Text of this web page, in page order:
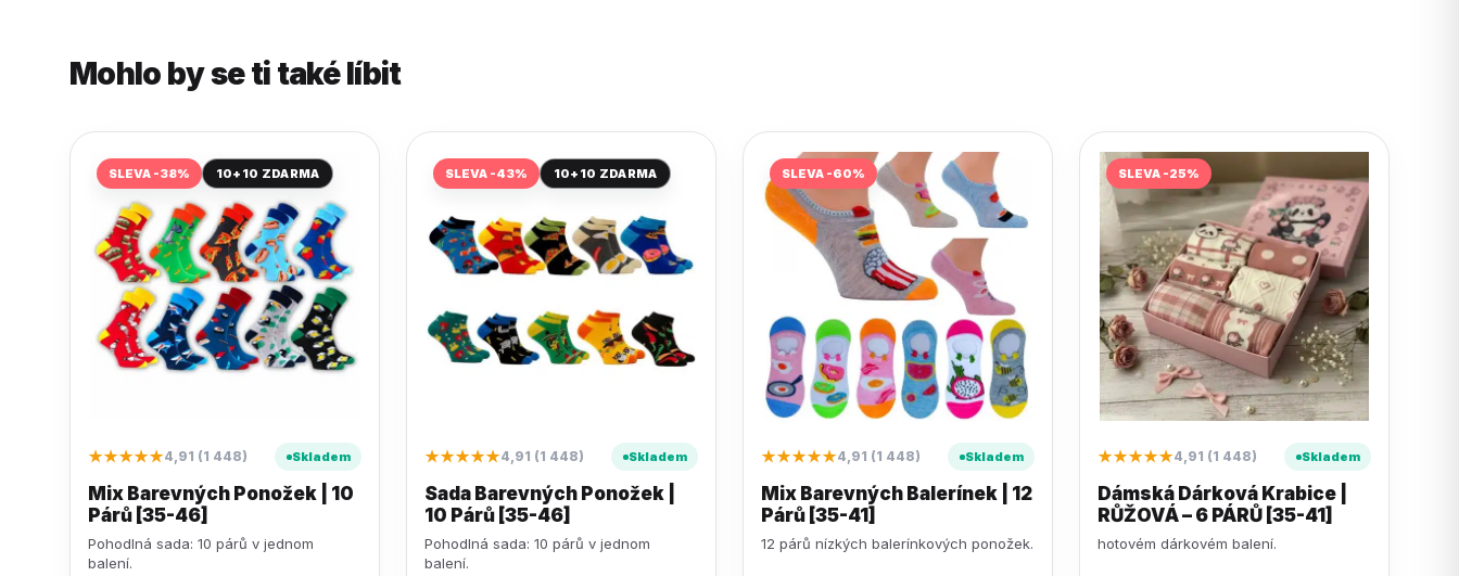
Mohlo by se ti také líbit
SLEVA -38% 10+10 ZDARMA
★★★★★4,91 (1 448) Skladem
Mix Barevných Ponožek | 10
Párů [35-46]
Pohodlná sada: 10 párů v jednom
balení.
SLEVA -43% 10+10 ZDARMA
★★★★★4,91 (1 448) Skladem
Sada Barevných Ponožek |
10 Párů [35-46]
Pohodlná sada: 10 párů v jednom
balení.
SLEVA -60%
★★★★★4,91 (1 448) Skladem
Mix Barevných Balerínek | 12
Párů [35-41]
12 párů nízkých balerínkových ponožek.
SLEVA -25%
★★★★★4,91 (1 448) Skladem
Dámská Dárková Krabice |
RŮŽOVÁ – 6 PÁRŮ [35-41]
hotovém dárkovém balení.